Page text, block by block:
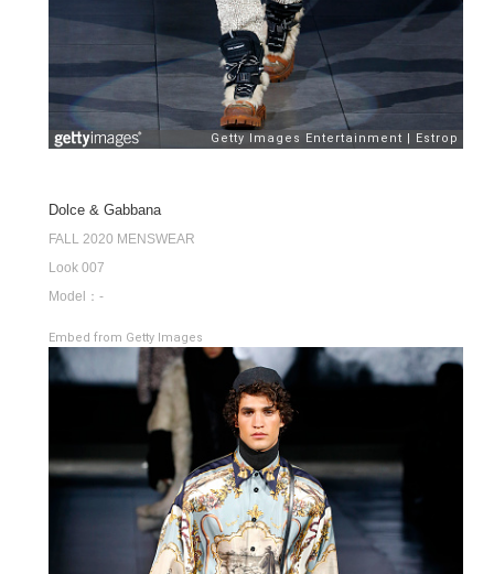
Dolce & Gabbana
FALL 2020 MENSWEAR
Look 007
Model：-
Embed from Getty Images